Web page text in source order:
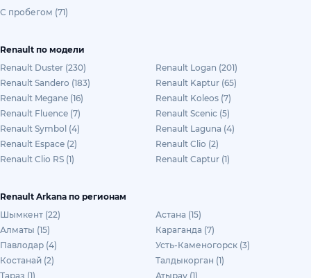
С пробегом (71)
Renault по модели
Renault Duster (230)
Renault Logan (201)
Renault Sandero (183)
Renault Kaptur (65)
Renault Megane (16)
Renault Koleos (7)
Renault Fluence (7)
Renault Scenic (5)
Renault Symbol (4)
Renault Laguna (4)
Renault Espace (2)
Renault Clio (2)
Renault Clio RS (1)
Renault Captur (1)
Renault Arkana по регионам
Шымкент (22)
Астана (15)
Алматы (15)
Караганда (7)
Павлодар (4)
Усть-Каменогорск (3)
Костанай (2)
Талдыкорган (1)
Тараз (1)
Атырау (1)